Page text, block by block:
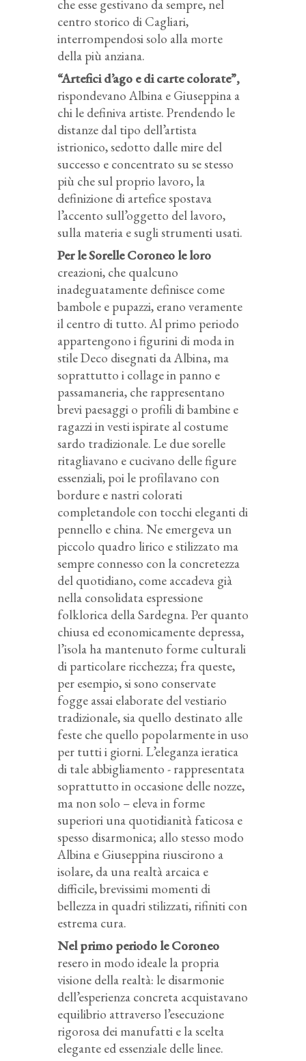
che esse gestivano da sempre, nel
centro storico di Cagliari,
interrompendosi solo alla morte
della più anziana.
“Artefici d’ago e di carte colorate”,
rispondevano Albina e Giuseppina a
chi le definiva artiste. Prendendo le
distanze dal tipo dell’artista
istrionico, sedotto dalle mire del
successo e concentrato su se stesso
più che sul proprio lavoro, la
definizione di artefice spostava
l’accento sull’oggetto del lavoro,
sulla materia e sugli strumenti usati.
Per le Sorelle Coroneo le loro
creazioni, che qualcuno
inadeguatamente definisce come
bambole e pupazzi, erano veramente
il centro di tutto. Al primo periodo
appartengono i figurini di moda in
stile Deco disegnati da Albina, ma
soprattutto i collage in panno e
passamaneria, che rappresentano
brevi paesaggi o profili di bambine e
ragazzi in vesti ispirate al costume
sardo tradizionale. Le due sorelle
ritagliavano e cucivano delle figure
essenziali, poi le profilavano con
bordure e nastri colorati
completandole con tocchi eleganti di
pennello e china. Ne emergeva un
piccolo quadro lirico e stilizzato ma
sempre connesso con la concretezza
del quotidiano, come accadeva già
nella consolidata espressione
folklorica della Sardegna. Per quanto
chiusa ed economicamente depressa,
l’isola ha mantenuto forme culturali
di particolare ricchezza; fra queste,
per esempio, si sono conservate
fogge assai elaborate del vestiario
tradizionale, sia quello destinato alle
feste che quello popolarmente in uso
per tutti i giorni. L’eleganza ieratica
di tale abbigliamento - rappresentata
soprattutto in occasione delle nozze,
ma non solo – eleva in forme
superiori una quotidianità faticosa e
spesso disarmonica; allo stesso modo
Albina e Giuseppina riuscirono a
isolare, da una realtà arcaica e
difficile, brevissimi momenti di
bellezza in quadri stilizzati, rifiniti con
estrema cura.
Nel primo periodo le Coroneo
resero in modo ideale la propria
visione della realtà: le disarmonie
dell’esperienza concreta acquistavano
equilibrio attraverso l’esecuzione
rigorosa dei manufatti e la scelta
elegante ed essenziale delle linee.